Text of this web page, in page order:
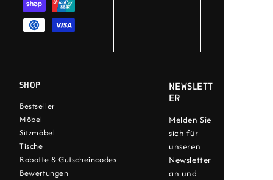
SHOP
Bestseller
Möbel
Sitzmöbel
Tische
Rabatte & Gutscheincodes
Bewertungen
NEWSLETT
ER
Melden Sie
sich für
unseren
Newsletter
an und